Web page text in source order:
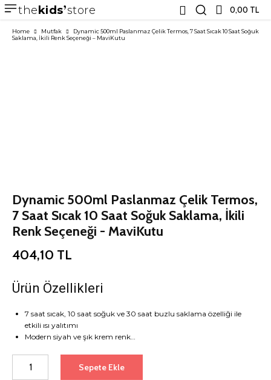
thekids store 0,00 TL
Home Mutfak
Dynamic 500ml Paslanmaz Çelik Termos, 7 Saat Sıcak 10 Saat Soğuk
Saklama, İkili Renk Seçeneği – MaviKutu
Dynamic 500ml Paslanmaz Çelik Termos,
7 Saat Sıcak 10 Saat Soğuk Saklama, İkili
Renk Seçeneği - MaviKutu
404,10 TL
Ürün Özellikleri
7 saat sıcak, 10 saat soğuk ve 30 saat buzlu saklama özelliği ile
etkili ısı yalıtımı
Modern siyah ve şık krem renk…
500ml
Sepete Ekle